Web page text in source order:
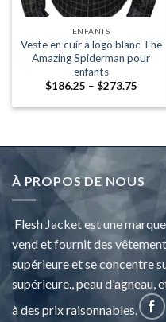
ENFANTS
Veste en cuir à logo blanc The
Amazing Spiderman pour
enfants
$186.25 – $273.75
à
À PROPOS DE NOUS
Flesh Jacket est une
vend et fournit des
supérieure et se concentre
supérieure., peau d'agneau,
à des prix raisonnables.